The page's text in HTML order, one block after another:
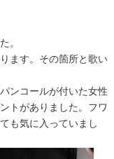
。
ます。その箇所と歌い
ンコールが付いた女性
トがありました。フワ
も気に入っていまし